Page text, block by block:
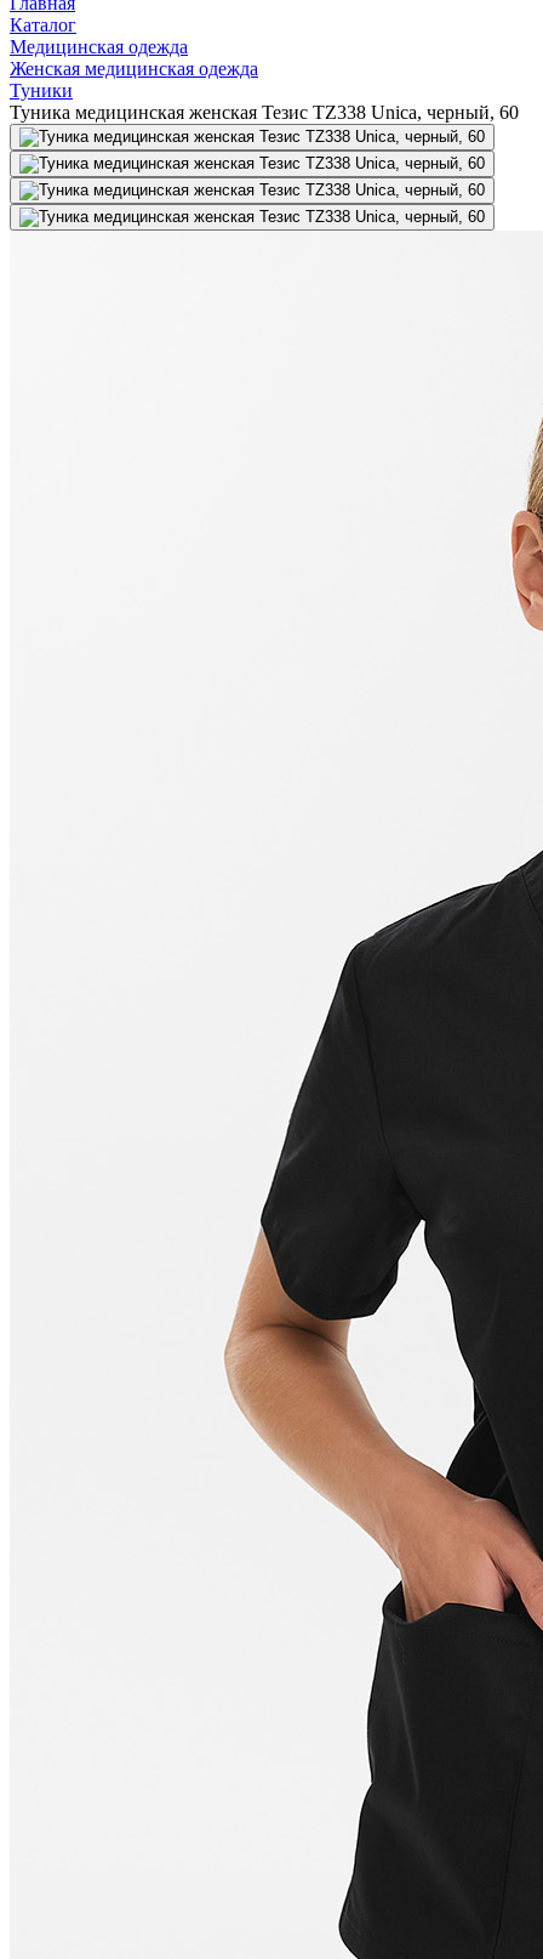
Каталог
Медицинская одежда
Женская медицинская одежда
Туники
Туника медицинская женская Тезис TZ338 Unica, черный, 60